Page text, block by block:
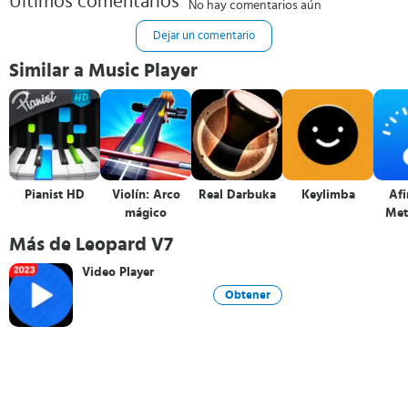
No hay comentarios aún
Dejar un comentario
Similar a Music Player
Pianist HD
Violín: Arco
mágico
Real Darbuka Keylimba
Más de Leopard V7
Video Player
Obtener